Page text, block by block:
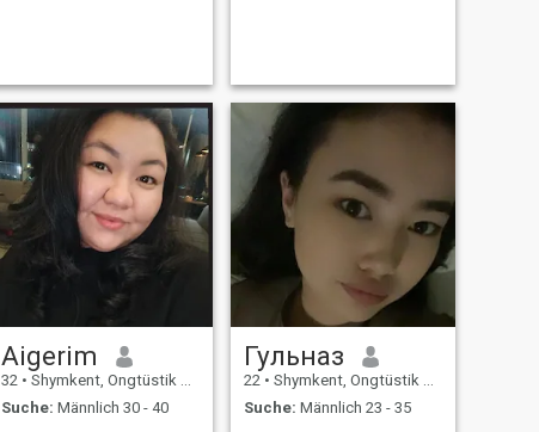
Aigerim
32 • Shymkent, Ongtüstik Qazaqstan, Kasachstan
Suche: Männlich 30 - 40
Гульназ
22 • Shymkent, Ongtüstik Qazaqstan, Kasachstan
Suche: Männlich 23 - 35